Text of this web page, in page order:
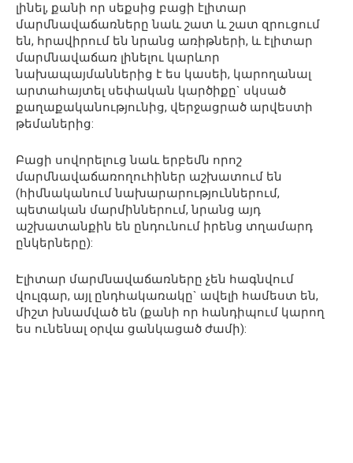
լինել, քանի որ սեքսից բացի էլիտար
մարմնավաճառները նաև շատ և շատ զրուցում
են, հրավիրում են նրանց առիթների, և էլիտար
մարմնավաճառ լինելու կարևոր
նախապայմաններից է ես կասեի, կարողանալ
արտահայտել սեփական կարծիքը` սկսած
քաղաքականությունից, վերջացրած արվեստի
թեմաներից:
Բացի սովորելուց նաև երբեմն որոշ
մարմնավաճառողուհիներ աշխատում են
(հիմնականում նախարարություններում,
պետական մարմիններում, նրանց այդ
աշխատանքին են ընդունում իրենց տղամարդ
ընկերները):
Էլիտար մարմնավաճառները չեն հագնվում
վուլգար, այլ ընդհակառակը` ավելի համեստ են,
միշտ խնամված են (քանի որ հանդիպում կարող
ես ունենալ օրվա ցանկացած ժամի):